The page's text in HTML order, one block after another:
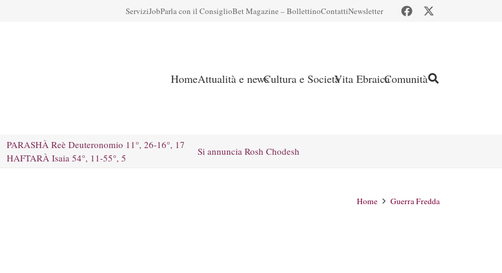
ServiziJobParla con il ConsiglioBet Magazine – BollettinoContattiNewsletter
HomeAttualità e newsCultura e SocietàVita EbraicaComunità
PARASHÀ Reè Deuteronomio 11°, 26-16°, 17
HAFTARÀ Isaia 54°, 11-55°, 5
Si annuncia Rosh Chodesh
Home Guerra Fredda